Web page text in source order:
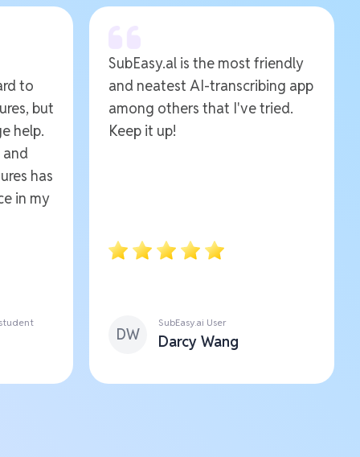
to
but
help.
has
in my
SubEasy.al is the most friendly
and neatest AI-transcribing app
among others that I've tried.
Keep it up!
DW
SubEasy.ai User
Darcy Wang